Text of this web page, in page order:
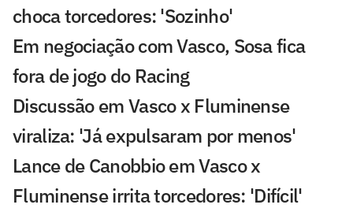
choca torcedores: 'Sozinho'
Em negociação com Vasco, Sosa fica
fora de jogo do Racing
Discussão em Vasco x Fluminense
viraliza: 'Já expulsaram por menos'
Lance de Canobbio em Vasco x
Fluminense irrita torcedores: 'Difícil'